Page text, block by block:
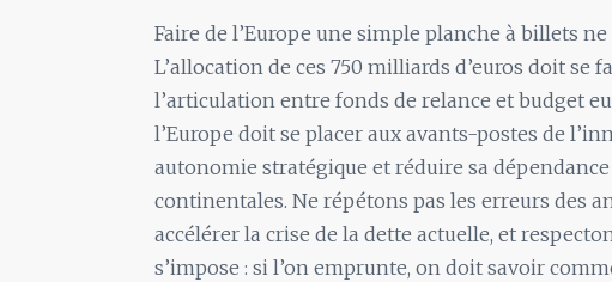
Faire de l’Europe une simple planche à billets
L’allocation de ces 750 milliards d’euros doit se
l’articulation entre fonds de relance et budget
l’Europe doit se placer aux avants-postes de
autonomie stratégique et réduire sa
continentales. Ne répétons pas les erreurs des
accélérer la crise de la dette actuelle, et
s’impose : si l’on emprunte, on doit savoir